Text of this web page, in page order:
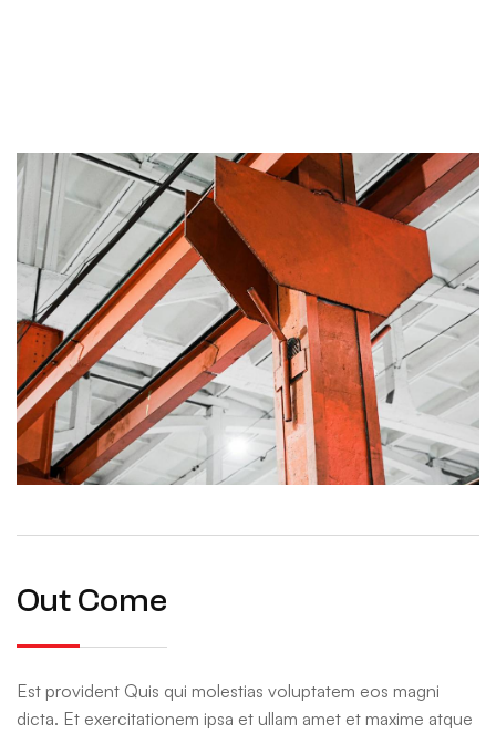
Out Come
Est provident Quis qui molestias voluptatem eos magni
dicta. Et exercitationem ipsa et ullam amet et maxime atque